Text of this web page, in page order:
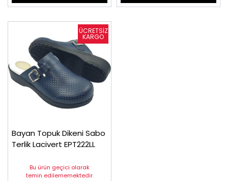
Bayan Topuk Dikeni Sabo
Terlik Lacivert EPT222LL
Bu ürün geçici olarak
temin edilememektedir.